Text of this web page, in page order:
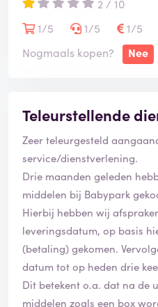
worden gegaan. Dit
wordt wel lekker elders
wel uit aan bedrijven die
onderwaarderen of
een bijdrage leveren aan
je lekker ook je producten
waardering in ieder mens
RACISM
2 / 10
1/5
1/5 1/5
Nogmaals kopen?
Nee
Teleurstellende
Zeer teleurgesteld
service/dienstverlening.
Drie maanden geleden
middelen bij Babypark
Hierbij hebben wij
leveringsdatum, op basis
(betaling) gekomen.
datum tot op heden drie
Dit betekent o.a. dat na de
middelen zoals een box